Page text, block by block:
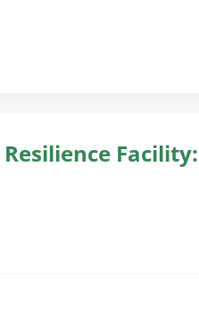
Resilience